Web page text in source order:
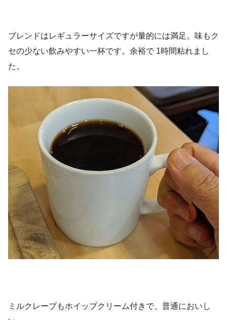
ブレンドはレギュラーサイズですが量的には満足。味もク
セの少ない飲みやすい一杯です。余裕で 1時間粘れまし
た。
ミルクレープもホイップクリーム付きで、普通においし